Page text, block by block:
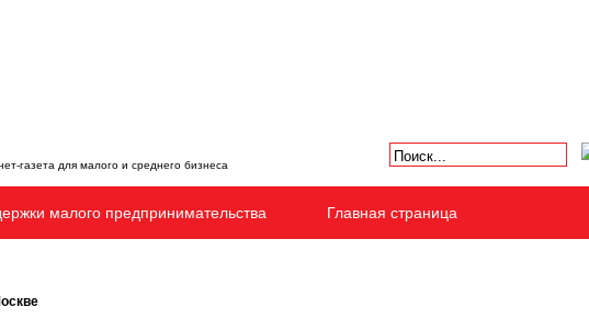
газета для малого и среднего бизнеса
малого предпринимательства Главная страница